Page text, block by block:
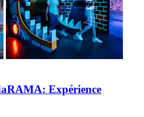
Expérience